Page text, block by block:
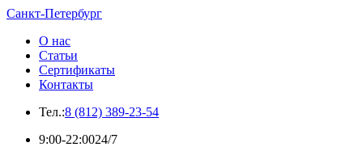
Санкт-Петербург
О нас
Статьи
Сертификаты
Контакты
Тел.:8 (812) 389-23-54
9:00-22:0024/7